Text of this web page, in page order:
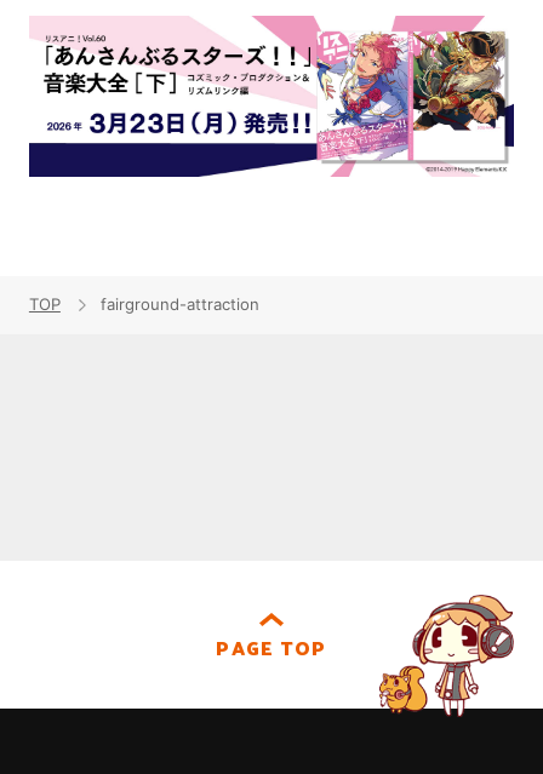
TOP fairground-attraction
PAGE TOP